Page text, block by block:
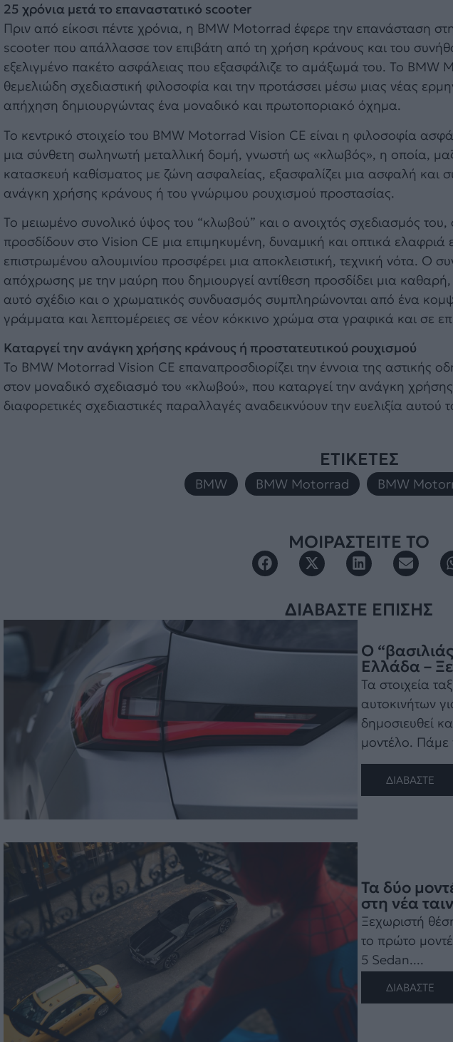
25 χρόνια μετά το επαναστατικό scooter
Πριν από είκοσι πέντε χρόνια, η BMW Motorrad έφερε την επανάσταση
scooter που απάλλασσε τον επιβάτη από τη χρήση κράνους και του
εξελιγμένο πακέτο ασφάλειας που εξασφάλιζε το αμάξωμά του. Το BMW
θεμελιώδη σχεδιαστική φιλοσοφία και την προτάσσει μέσω μιας νέας
απήχηση δημιουργώντας ένα μοναδικό και πρωτοποριακό όχημα.
Το κεντρικό στοιχείο του BMW Motorrad Vision CE είναι η φιλοσοφία
μια σύνθετη σωληνωτή μεταλλική δομή, γνωστή ως «κλωβός», η οποία,
κατασκευή καθίσματος με ζώνη ασφαλείας, εξασφαλίζει μια ασφαλή και
ανάγκη χρήσης κράνους ή του γνώριμου ρουχισμού προστασίας.
Το μειωμένο συνολικό ύψος του “κλωβού” και ο ανοιχτός σχεδιασμός
προσδίδουν στο Vision CE μια επιμηκυμένη, δυναμική και οπτικά
επιστρωμένου αλουμινίου προσφέρει μια αποκλειστική, τεχνική νότα. Ο
απόχρωσης με την μαύρη που δημιουργεί αντίθεση προσδίδει μια καθαρή,
αυτό σχέδιο και ο χρωματικός συνδυασμός συμπληρώνονται από ένα
γράμματα και λεπτομέρειες σε νέον κόκκινο χρώμα στα γραφικά και σε
Καταργεί την ανάγκη χρήσης κράνους ή προστατευτικού ρουχισμού
Το BMW Motorrad Vision CE επαναπροσδιορίζει την έννοια της αστικής
στον μοναδικό σχεδιασμό του «κλωβού», που καταργεί την ανάγκη
διαφορετικές σχεδιαστικές παραλλαγές αναδεικνύουν την ευελιξία αυτού
ΕΤΙΚΕΤΕΣ
BMW , BMW Motorrad , BMW
ΜΟΙΡΑΣΤΕΙΤΕ ΤΟ
ΔΙΑΒΑΣΤΕ ΕΠΙΣΗΣ
Ο
Ελλάδα –
Τα στοιχεία
αυτοκινήτων
δημοσιευθεί
μοντέλο. Πάμε
ΔΙΑΒΑΣΤΕ
Τα δύο
στη νέα
Ξεχωριστή
το πρώτο
5 Sedan....
ΔΙΑΒΑΣΤΕ